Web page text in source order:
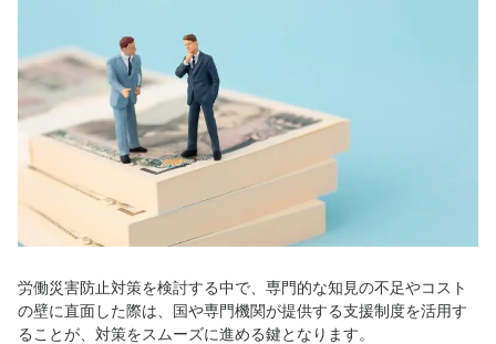
労働災害防止対策を検討する中で、専門的な知見の不足やコスト
の壁に直面した際は、国や専門機関が提供する支援制度を活用す
ることが、対策をスムーズに進める鍵となります。